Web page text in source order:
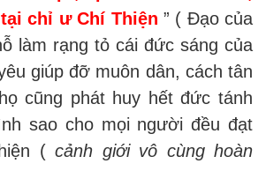
chỉ ư Chí Thiện ” ( Đạo của
làm rạng tỏ cái đức sáng của
giúp đỡ muôn dân, cách tân
cũng phát huy hết đức tánh
sao cho mọi người đều đạt
(cảnh giới vô cùng hoàn